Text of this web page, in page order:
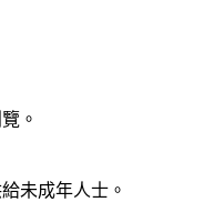
。
未成年人士。